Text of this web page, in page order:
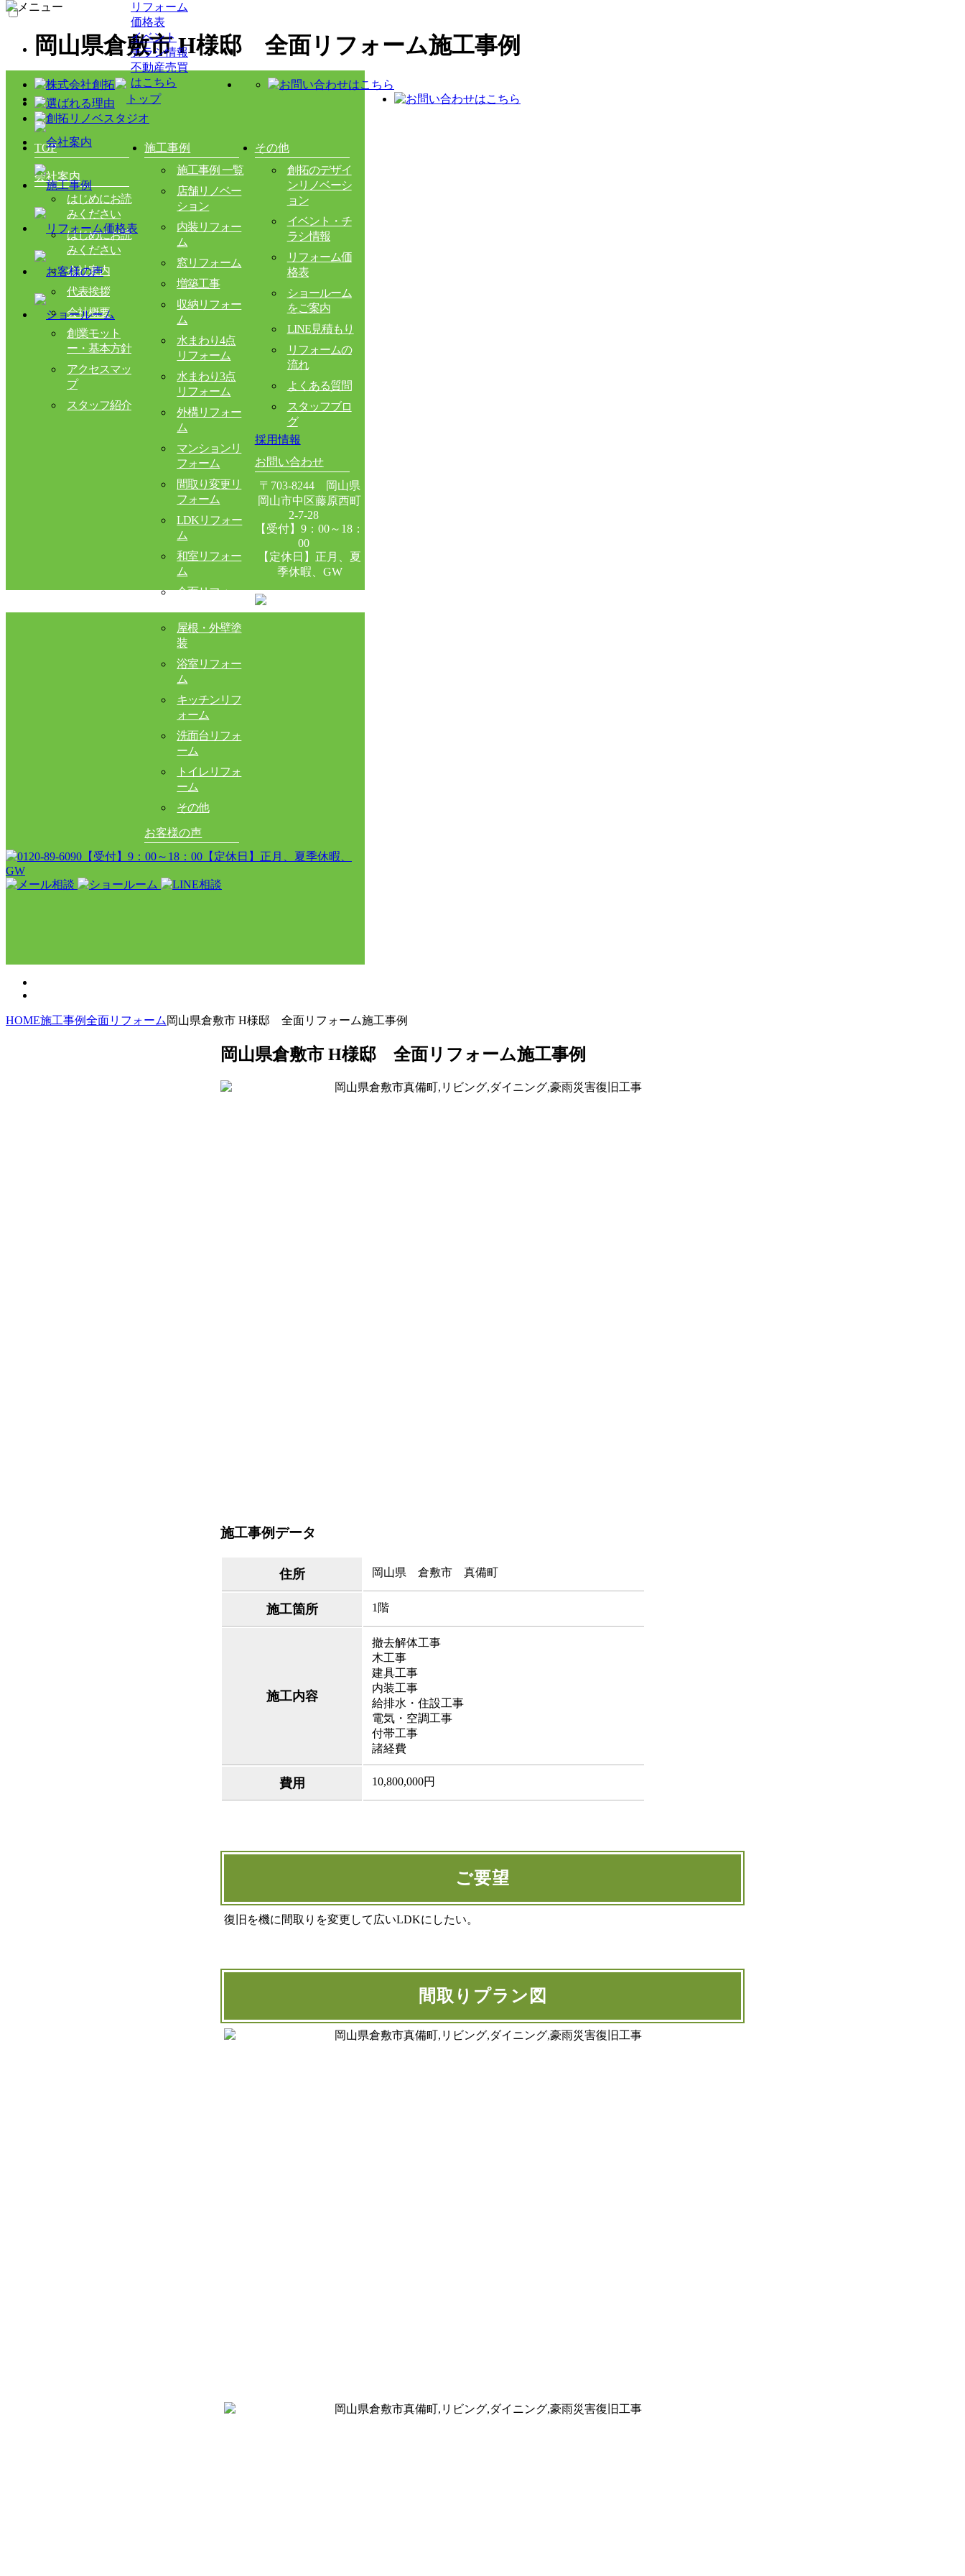
岡山県倉敷市 H様邸 全面リフォーム施工事例
TOP
会社案内
はじめにお読
みください
はじめにお読
みください
会社案内
代表挨拶
会社概要
創業モット
ー・基本方針
アクセスマッ
プ
スタッフ紹介
施工事例
施工事例 一覧
店舗リノベー
ション
内装リフォー
ム
窓リフォーム
増築工事
収納リフォー
ム
水まわり4点
リフォーム
水まわり3点
リフォーム
外構リフォー
ム
マンションリ
フォーム
間取り変更リ
フォーム
LDKリフォー
ム
和室リフォー
ム
全面リフォー
屋根・外壁塗
装
浴室リフォー
ム
キッチンリフ
ォーム
洗面台リフォ
ーム
トイレリフォ
ーム
その他
お客様の声
その他
創拓のデザイ
ンリノベーシ
ョン
イベント・チ
ラシ情報
リフォーム価
格表
ショールーム
をご案内
LINE見積もり
リフォームの
流れ
よくある質問
スタッフブロ
グ
採用情報
お問い合わせ
〒703-8244 岡山県
岡山市中区藤原西町
2-7-28
【受付】9：00～18：
00
【定休日】正月、夏
季休暇、GW
リフォーム
価格表
イベント
チラシ情報
不動産売買
はこちら
HOME施工事例全面リフォーム 岡山県倉敷市 H様邸 全面リフォーム施工事例
岡山県倉敷市 H様邸 全面リフォーム施工事例
施工事例データ
住所 岡山県 倉敷市 真備町
施工箇所 1階
施工内容
撤去解体工事
木工事
建具工事
内装工事
給排水・住設工事
電気・空調工事
付帯工事
諸経費
費用 10,800,000円
ご要望
復旧を機に間取りを変更して広いLDKにしたい。
間取りプラン図